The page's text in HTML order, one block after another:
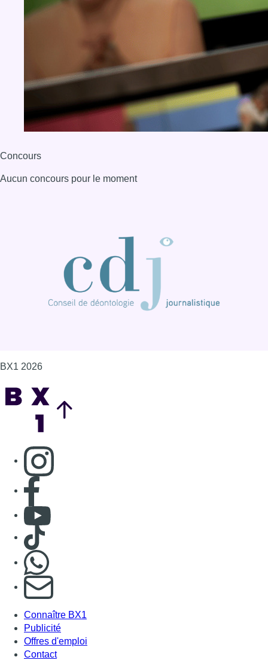
Concours
Aucun concours pour le moment
BX1 2026
Consulter page Instagram
Consulter page Facebook
Consulter Youtube
Consulter TikTok
S'abonner à notre newsletter
Connaître BX1
Publicité
Offres d'emploi
Contact